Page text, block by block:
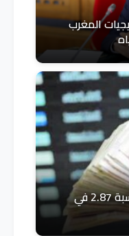
المغرب
البنوك: عجز السيولة يتراجع بنسبة 2.87 في